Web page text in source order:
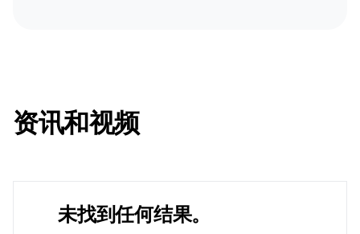
资讯和视频
未找到任何结果。